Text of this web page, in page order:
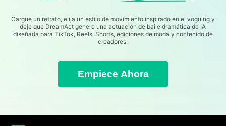
Cargue un retrato, elija un estilo de movimiento inspirado en el voguing y
deje que DreamAct genere una actuación de baile dramática de IA
diseñada para TikTok, Reels, Shorts, ediciones de moda y contenido de
creadores.
Empiece Ahora